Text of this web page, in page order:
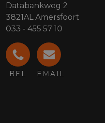
Databankweg 2
3821AL Amersfoort
033 - 455 57 10
BEL EMAIL